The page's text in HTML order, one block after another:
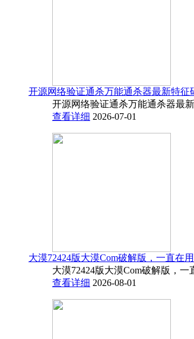
开源网络验证通杀万能通杀器最新特征
开源网络验证通杀万能通杀器最
查看详细 2026-07-01
大漠72424版大漠Com破解版，一直在
大漠72424版大漠Com破解版，
查看详细 2026-08-01